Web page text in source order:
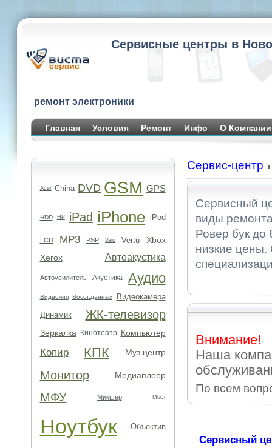
Сервисные центры в
ремонт электроники
Главная Условия Ремонт Инфо О Компании
Acer China DVD GSM GPS
HDD HP iPad iPhone iPod
LCD MP3 PSP Vaio Vertu
Xbox
Xerox
Автоакустика
Автоусилитель Акустика Аудио
Видеочип Восст.данных
Видеокамера
Динамик
ЖК-телевизор
Зеркалка Кинотеатр Компьютер
Копир КПК Муз.центр
Монитор Медиаплеер
МФУ Микшер Мост
Ноутбук Объектив
Сервис-центр
Сервисный
виды
Ровер бук до
низкие
Внимание!
Наша
По всем
Сервисный